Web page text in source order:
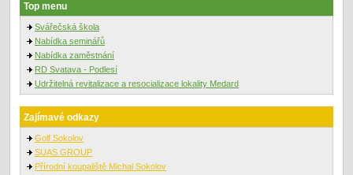
Top menu
Svářečská škola
Nabídka seminářů
Nabídka zaměstnání
RD Svatava - Podlesí
Udržitelná revitalizace a resocializace lokality Medard
Zajímavé odkazy
Golf Sokolov
SUAS GROUP
Přírodní koupaliště Michal Sokolov